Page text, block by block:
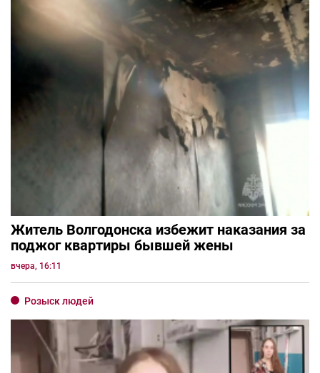
Житель Волгодонска избежит наказания за
поджог квартиры бывшей жены
вчера, 16:11
Розыск людей